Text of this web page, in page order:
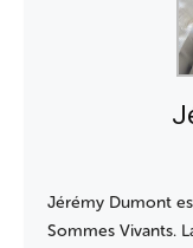
Jérémy Dumont
Sommes Vivants.